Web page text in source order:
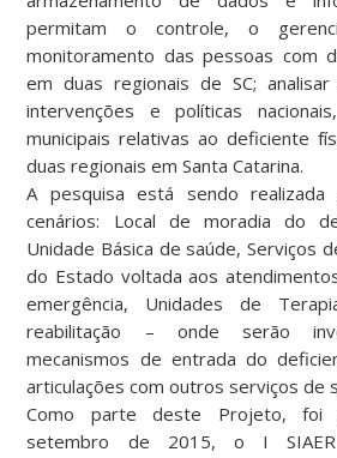
permitam o controle, o
monitoramento das pessoas com
em duas regionais de SC;
intervenções e políticas
municipais relativas ao deficiente
duas regionais em Santa Catarina.
A pesquisa está sendo realizada
cenários: Local de moradia do
Unidade Básica de saúde, Serviços
do Estado voltada aos
emergência, Unidades de
reabilitação – onde serão
mecanismos de entrada do
articulações com outros serviços de
Como parte deste Projeto, foi
setembro de 2015, o I SIAER